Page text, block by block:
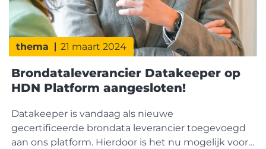
thema 21 maart 2024
Brondataleverancier Datakeeper op
HDN Platform aangesloten!
Datakeeper is vandaag als nieuwe
gecertificeerde brondata leverancier toegevoegd
aan ons platform. Hierdoor is het nu mogelijk voor